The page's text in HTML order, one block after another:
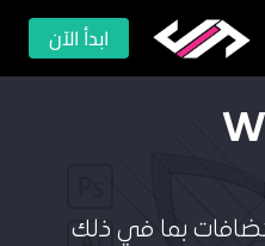
ابدأ الآن
بما في ذلك